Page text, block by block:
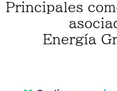
Principales
Energía